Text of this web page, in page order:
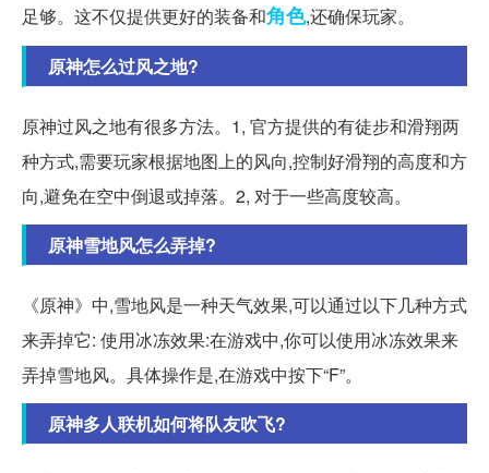
足够。这不仅提供更好的装备和角色,还确保玩家。
原神怎么过风之地?
原神过风之地有很多方法。1, 官方提供的有徒步和滑翔两
种方式,需要玩家根据地图上的风向,控制好滑翔的高度和方
向,避免在空中倒退或掉落。2, 对于一些高度较高。
原神雪地风怎么弄掉?
《原神》中,雪地风是一种天气效果,可以通过以下几种方式
来弄掉它: 使用冰冻效果:在游戏中,你可以使用冰冻效果来
弄掉雪地风。具体操作是,在游戏中按下“F”。
原神多人联机如何将队友吹飞?